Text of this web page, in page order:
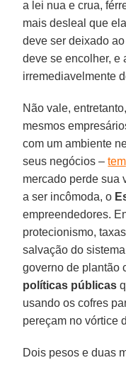
a lei nua e crua,
mais desleal que
deve ser deixado ao
deve se encolher, e
irremediavelmente
Não vale,
mesmos
com um ambiente
seus negócios –
mercado perde sua
a ser incômoda, o
empreendedores.
protecionismo,
salvação do
governo de plantão
políticas públicas
usando os cofres
pereçam no vórtice
Dois pesos e duas